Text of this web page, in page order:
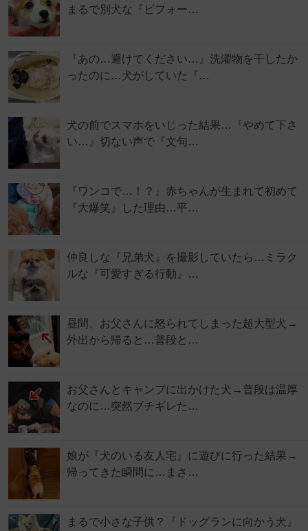
まるで別犬な『ビフォー…
『あの…避けてください…』洗濯物を干したか
ったのに…犬がしていた『…
犬の前でスマホをいじった結果…『やめて下さ
い…』切ない声で『文句…
『ワンコで…！？』赤ちゃんが生まれて初めて
『大爆笑』した理由…平…
仲良しな『兄弟犬』を撮影していたら…ミラク
ルな『可愛すぎる行動』…
昼間、お父さんに怒られてしまった超大型犬→
外出から帰ると…普段と…
お父さんとキャンプに出かけた犬→普段は温厚
なのに…突然ブチギレた…
娘が『犬のいる友人宅』に遊びに行った結果→
帰ってきた瞬間に…まさ…
まるで小さな子供？『ドッグランに向かう犬』